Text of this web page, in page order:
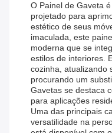
O Painel de Gaveta
projetado para
estético de seus
imaculada, este
moderna que se
estilos de interiores.
cozinha, atualizando
procurando um
Gavetas se destaca
para aplicações
Uma das principais
versatilidade na